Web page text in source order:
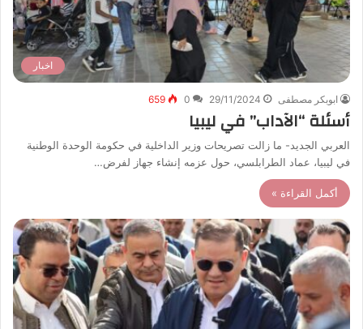
اخبار
ابوبكر مصطفى 29/11/2024
0
659
أسئلة “الآداب” في ليبيا
العربي الجديد- ما زالت تصريحات وزير الداخلية في حكومة الوحدة الوطنية
في ليبيا، عماد الطرابلسي، حول عزمه إنشاء جهاز لفرض…
أكمل القراءة »